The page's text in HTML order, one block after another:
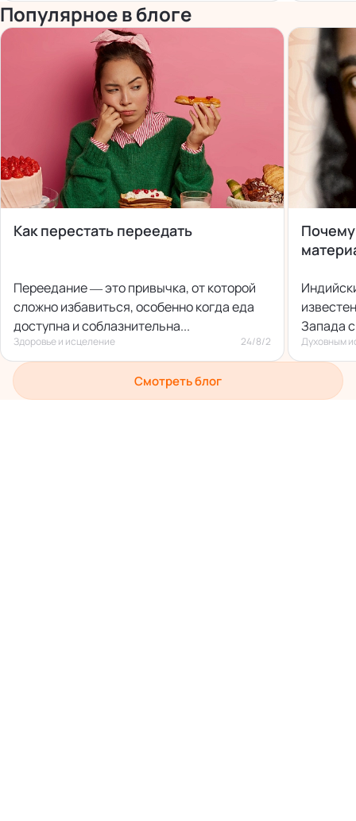
Популярное в блоге
Как перестать переедать
Переедание — это привычка, от которой
сложно избавиться, особенно когда еда
доступна и соблазнительна...
Здоровье и исцеление 24/8/2
Запада
написал
Духовным
Смотреть блог